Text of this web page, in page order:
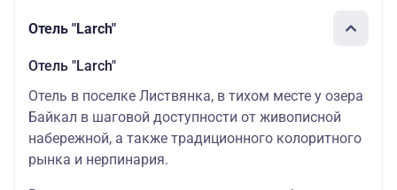
Отель "Larch"
Отель "Larch"
Отель в поселке Листвянка, в тихом месте у озера
Байкал в шаговой доступности от живописной
набережной, а также традиционного колоритного
рынка и нерпинария.